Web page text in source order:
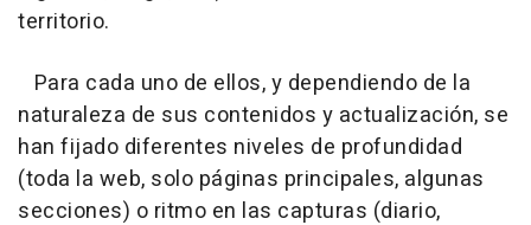
territorio.
Para cada uno de ellos, y dependiendo de la
naturaleza de sus contenidos y actualización, se
han fijado diferentes niveles de profundidad
(toda la web, solo páginas principales, algunas
secciones) o ritmo en las capturas (diario,